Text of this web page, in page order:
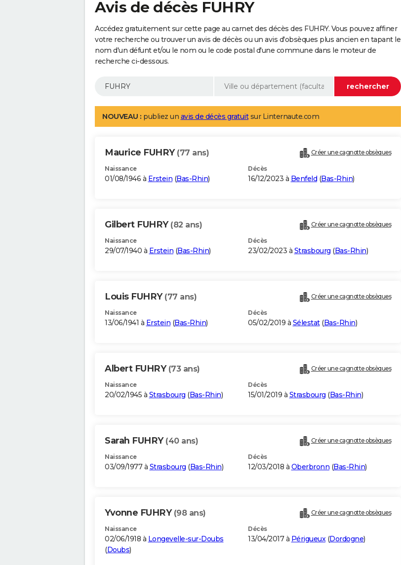
Avis de décès FUHRY
Accédez gratuitement sur cette page au carnet des décès des FUHRY. Vous pouvez affiner
votre recherche ou trouver un avis de décès ou un avis d'obsèques plus ancien en tapant le
nom d'un défunt et/ou le nom ou le code postal d'une commune dans le moteur de
recherche ci-dessous.
NOUVEAU : publiez un avis de décès gratuitsur Linternaute.com
Maurice FUHRY (77 ans) Créer une cagnotte obsèques
Naissance
01/08/1946 à Erstein (Bas-Rhin)
Décès
16/12/2023 à Benfeld (Bas-Rhin)
Gilbert FUHRY (82 ans) Créer une cagnotte obsèques
Naissance
29/07/1940 à Erstein (Bas-Rhin)
Décès
23/02/2023 à Strasbourg (Bas-Rhin)
Louis FUHRY (77 ans) Créer une cagnotte obsèques
Naissance
13/06/1941 à Erstein (Bas-Rhin)
Décès
05/02/2019 à Sélestat(Bas-Rhin)
Albert FUHRY (73 ans) Créer une cagnotte obsèques
Naissance
20/02/1945 à Strasbourg (Bas-Rhin)
Décès
15/01/2019 à Strasbourg (Bas-Rhin)
Sarah FUHRY (40 ans) Créer une cagnotte obsèques
Naissance
03/09/1977 à Strasbourg (Bas-Rhin)
Décès
12/03/2018 à Oberbronn (Bas-Rhin)
Yvonne FUHRY (98 ans) Créer une cagnotte obsèques
Naissance
02/06/1918 à Longevelle-sur-Doubs
(Doubs)
Décès
13/04/2017 à Périgueux(Dordogne)